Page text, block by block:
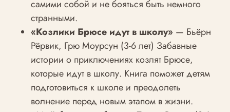
самими собой и не бояться быть немного
странными.
«Козлики Брюсе идут в школу» — Бьёрн
Рёрвик, Грю Моурсун (3-6 лет) Забавные
истории о приключениях козлят Брюсе,
которые идут в школу. Книга поможет детям
подготовиться к школе и преодолеть
волнение перед новым этапом в жизни.